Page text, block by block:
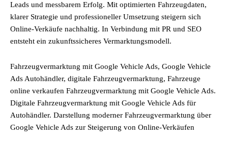
Leads und messbarem Erfolg. Mit optimierten Fahrzeugdaten,
klarer Strategie und professioneller Umsetzung steigern sich
Online-Verkäufe nachhaltig. In Verbindung mit PR und SEO
entsteht ein zukunftssicheres Vermarktungsmodell.
Fahrzeugvermarktung mit Google Vehicle Ads, Google Vehicle
Ads Autohändler, digitale Fahrzeugvermarktung, Fahrzeuge
online verkaufen Fahrzeugvermarktung mit Google Vehicle Ads.
Digitale Fahrzeugvermarktung mit Google Vehicle Ads für
Autohändler. Darstellung moderner Fahrzeugvermarktung über
Google Vehicle Ads zur Steigerung von Online-Verkäufen